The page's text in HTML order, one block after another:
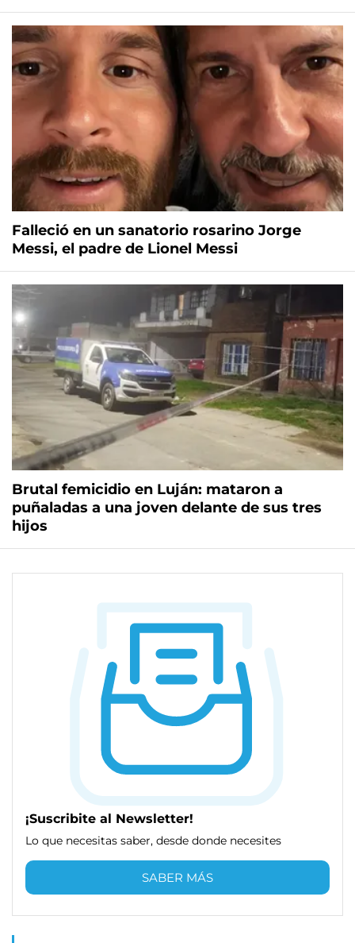
Falleció en un sanatorio rosarino Jorge
Messi, el padre de Lionel Messi
Brutal femicidio en Luján: mataron a
puñaladas a una joven delante de sus tres
hijos
¡Suscribite al Newsletter!
Lo que necesitas saber, desde donde necesites
SABER MÁS